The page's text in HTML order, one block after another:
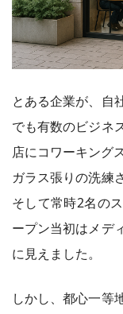
とある企業が、自
でも有数のビジネ
店にコワーキング
ガラス張りの洗練
そして常時2名の
ープン当初はメデ
に見えました。
しかし、都心一等